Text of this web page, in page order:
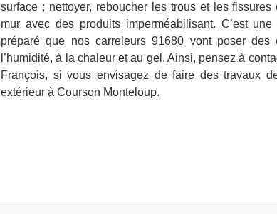
surface ; nettoyer, reboucher les trous et les
mur avec des produits imperméabilisant. C’est
préparé que nos carreleurs 91680 vont poser des
l’humidité, à la chaleur et au gel. Ainsi, pensez à
François, si vous envisagez de faire des travaux
extérieur à Courson Monteloup.